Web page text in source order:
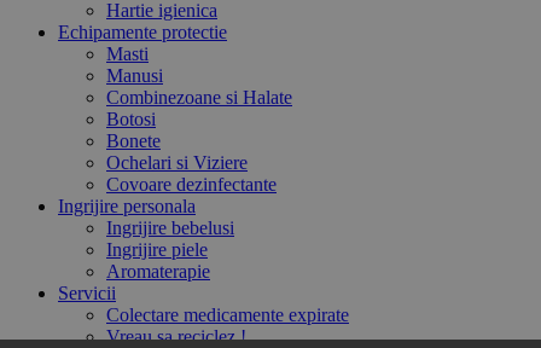
Hartie igienica
Echipamente protectie
Masti
Manusi
Combinezoane si Halate
Botosi
Bonete
Ochelari si Viziere
Covoare dezinfectante
Ingrijire personala
Ingrijire bebelusi
Ingrijire piele
Aromaterapie
Servicii
Colectare medicamente expirate
Vreau sa reciclez !